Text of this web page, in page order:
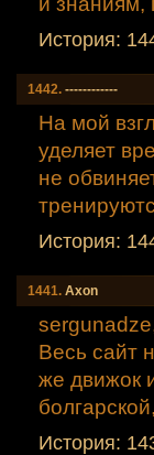
История:
1442. ------------
На мой
уделяет
не
История:
1441. Axon
Весь сайт
же движок
История: